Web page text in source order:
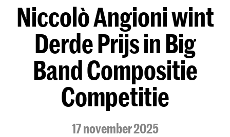
Niccolò Angioni wint
Derde Prijs in Big
Band Compositie
Competitie
17 november 2025